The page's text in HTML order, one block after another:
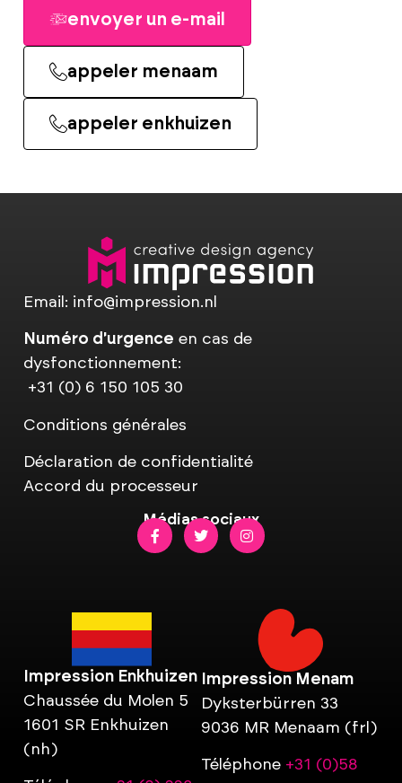
envoyer un e-mail
appeler menaam
appeler enkhuizen
Email: info@impression.nl
Numéro d'urgence en cas de
dysfonctionnement:
+31 (0) 6 150 105 30
Conditions générales
Déclaration de confidentialité
Accord du processeur
Médias sociaux
Impression Enkhuizen
Chaussée du Molen 5
1601 SR Enkhuizen
(nh)
Impression Menam
Dyksterbürren 33
9036 MR Menaam (frl)
Téléphone +31 (0)58